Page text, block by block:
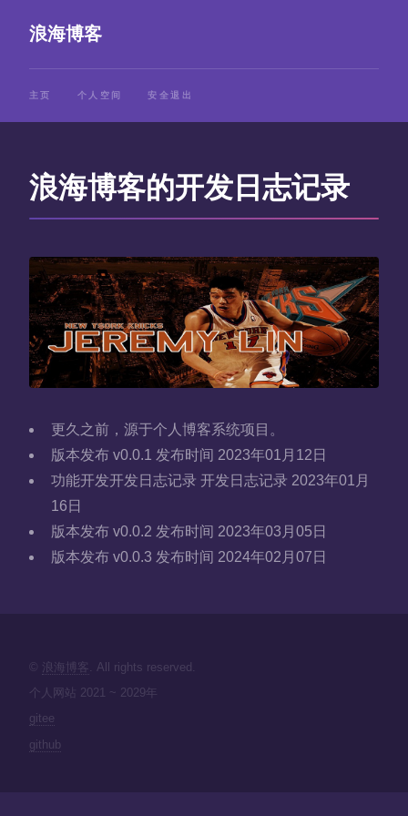
浪海博客
主页 个人空间 安全退出
浪海博客的开发日志记录
更久之前，源于个人博客系统项目。
版本发布 v0.0.1 发布时间 2023年01月12日
功能开发开发日志记录 开发日志记录 2023年01月
16日
版本发布 v0.0.2 发布时间 2023年03月05日
版本发布 v0.0.3 发布时间 2024年02月07日
© 浪海博客 . All rights reserved.
个人网站 2021 ~ 2029年
gitee
github